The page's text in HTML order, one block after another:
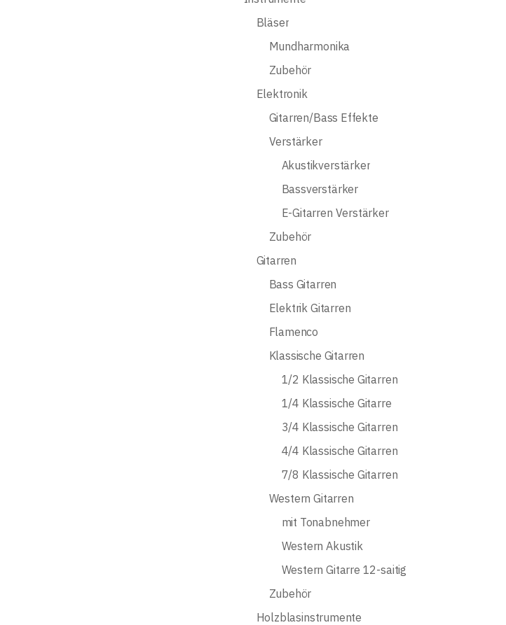
Bläser
Mundharmonika
Zubehör
Elektronik
Gitarren/Bass Effekte
Verstärker
Akustikverstärker
Bassverstärker
E-Gitarren Verstärker
Zubehör
Gitarren
Bass Gitarren
Elektrik Gitarren
Flamenco
Klassische Gitarren
1/2 Klassische Gitarren
1/4 Klassische Gitarre
3/4 Klassische Gitarren
4/4 Klassische Gitarren
7/8 Klassische Gitarren
Western Gitarren
mit Tonabnehmer
Western Akustik
Western Gitarre 12-saitig
Zubehör
Holzblasinstrumente